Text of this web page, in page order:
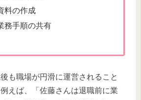
料の作成
務手順の共有
も職場が円滑に運営されること
えば、「佐藤さんは退職前に業